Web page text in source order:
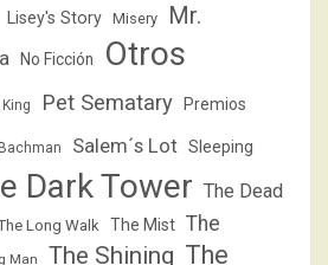
Lisey's Story Misery
Mr.
No Ficción
Otros
Pet Sematary Premios
Salem´s Lot Sleeping
Dark Tower The Dead
Long Walk The Mist The
Man The Shining The